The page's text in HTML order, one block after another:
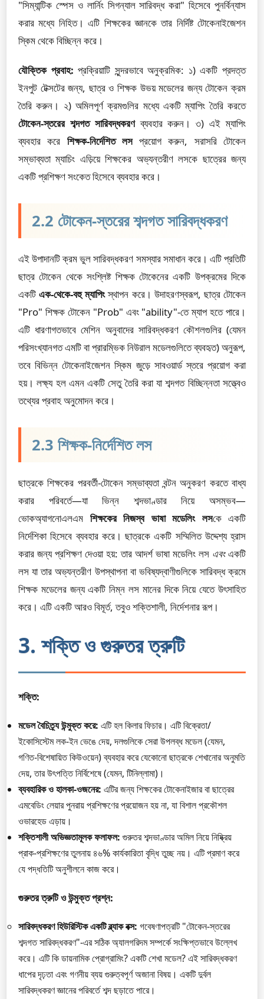
"সিম্যান্টিক স্পেস ও লার্নিং সিগন্যাল সারিবদ্ধ করা" হিসেবে পুনর্বিন্যাস
করার মধ্যে নিহিত। এটি শিক্ষকের জ্ঞানকে তার নির্দিষ্ট টোকেনাইজেশন
স্কিম থেকে বিচ্ছিন্ন করে।
যৌক্তিক প্রবাহ: প্রক্রিয়াটি সুন্দরভাবে অনুক্রমিক: ১) একটি প্রদত্ত
ইনপুট টেক্সটের জন্য, ছাত্র ও শিক্ষক উভয় মডেলের জন্য টোকেন ক্রম
তৈরি করুন। ২) অমিলপূর্ণ ক্রমগুলির মধ্যে একটি ম্যাপিং তৈরি করতে
টোকেন-স্তরের শব্দগত সারিবদ্ধকরণব্যবহার করুন। ৩) এই ম্যাপিং
ব্যবহার করে শিক্ষক-নির্দেশিত লসপ্রয়োগ করুন, সরাসরি টোকেন
সম্ভাব্যতা ম্যাচিং এড়িয়ে শিক্ষকের অভ্যন্তরীণ লসকে ছাত্রের জন্য
একটি প্রশিক্ষণ সংকেত হিসেবে ব্যবহার করে।
2.2 টোকেন-স্তরের শব্দগত সারিবদ্ধকরণ
এই উপাদানটি ক্রম ভুল সারিবদ্ধকরণ সমস্যার সমাধান করে। এটি প্রতিটি
ছাত্র টোকেন থেকে সংশ্লিষ্ট শিক্ষক টোকেনের একটি উপক্রমের দিকে
একটিএক-থেকে-বহু ম্যাপিংস্থাপন করে। উদাহরণস্বরূপ, ছাত্র টোকেন
"Pro" শিক্ষক টোকেন "Prob" এবং "ability"-তে ম্যাপ হতে পারে।
এটি ধারণাগতভাবে মেশিন অনুবাদের সারিবদ্ধকরণ কৌশলগুলির (যেমন
পরিসংখ্যানগত এমটি বা প্রারম্ভিক নিউরাল মডেলগুলিতে ব্যবহৃত) অনুরূপ,
তবে বিভিন্ন টোকেনাইজেশন স্কিম জুড়ে সাবওয়ার্ড স্তরে প্রয়োগ করা
হয়। লক্ষ্য হল এমন একটি সেতু তৈরি করা যা শব্দগত বিচ্ছিন্নতা সত্ত্বেও
তথ্যের প্রবাহ অনুমোদন করে।
2.3 শিক্ষক-নির্দেশিত লস
ছাত্রকে শিক্ষকের পরবর্তী-টোকেন সম্ভাব্যতা বন্টন অনুকরণ করতে বাধ্য
করার পরিবর্তে—যা ভিন্ন শব্দভাণ্ডার নিয়ে অসম্ভব—
ভোকঅ্যাগনোএলএম শিক্ষকের নিজস্ব ভাষা মডেলিং লসকে একটি
নির্দেশিকা হিসেবে ব্যবহার করে। ছাত্রকে একটি সম্মিলিত উদ্দেশ্য হ্রাস
করার জন্য প্রশিক্ষণ দেওয়া হয়: তার আদর্শ ভাষা মডেলিং লস এবংএকটি
লস যা তার অভ্যন্তরীণ উপস্থাপনা বা ভবিষ্যদ্বাণীগুলিকে সারিবদ্ধ ক্রমে
শিক্ষক মডেলের জন্য একটি নিম্ন লস মানের দিকে নিয়ে যেতে উৎসাহিত
করে। এটি একটি আরও বিমূর্ত, তবুও শক্তিশালী, নির্দেশনার রূপ।
3. শক্তি ও গুরুতর ত্রুটি
শক্তি:
মডেল বৈচিত্র্য উন্মুক্ত করে: এটি হল কিলার ফিচার। এটি বিক্রেতা/
ইকোসিস্টেম লক-ইন ভেঙে দেয়, দলগুলিকে সেরা উপলব্ধ মডেল (যেমন,
গণিত-বিশেষায়িত কিউওয়েন) ব্যবহার করে যেকোনো ছাত্রকে শেখানোর অনুমতি
দেয়, তার উৎপত্তি নির্বিশেষে (যেমন, টিনিল্লামা)।
ব্যবহারিক ও হালকা-ওজনের: এটির জন্য শিক্ষকের টোকেনাইজার বা ছাত্রের
এমবেডিং লেয়ার পুনরায় প্রশিক্ষণের প্রয়োজন হয় না, যা বিশাল প্রকৌশল
ওভারহেড এড়ায়।
শক্তিশালী অভিজ্ঞতামূলক ফলাফল: গুরুতর শব্দভাণ্ডার অমিল নিয়ে নিষ্ক্রিয়
প্রাক-প্রশিক্ষণের তুলনায় ৪৬% কার্যকারিতা বৃদ্ধি তুচ্ছ নয়। এটি প্রমাণ করে
যে পদ্ধতিটি অনুশীলনে কাজ করে।
গুরুতর ত্রুটি ও উন্মুক্ত প্রশ্ন:
সারিবদ্ধকরণ হিউরিস্টিক একটি ব্ল্যাক বক্স: গবেষণাপত্রটি "টোকেন-স্তরের
শব্দগত সারিবদ্ধকরণ"-এর সঠিক অ্যালগরিদম সম্পর্কে সংক্ষিপ্তভাবে উল্লেখ
করে। এটি কি ডায়নামিক প্রোগ্রামিং? একটি শেখা মডেল? এই সারিবদ্ধকরণ
ধাপের দৃঢ়তা এবং গণনীয় ব্যয় গুরুত্বপূর্ণ অজানা বিষয়। একটি দুর্বল
সারিবদ্ধকরণ জ্ঞানের পরিবর্তে শব্দ ছড়াতে পারে।